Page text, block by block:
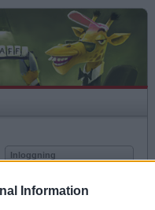
Information
Inloggning